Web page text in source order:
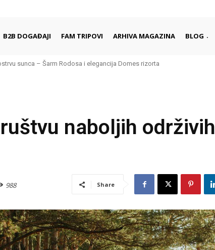
B2B DOGAĐAJI FAM TRIPOVI ARHIVA MAGAZINA BLOG
sunca – Šarm Rodosa i elegancija Domes rizorta
naboljih održivih
988 Share